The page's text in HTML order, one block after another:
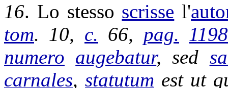
16. Lo stesso scrisse l'
tom. 10, c. 66, pag. 1198
numero augebatur, sed
carnales, statutum est ut